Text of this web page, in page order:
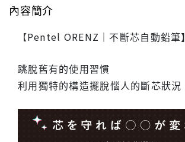
內容簡介
【Pentel ORENZ｜不斷芯自動鉛筆】
跳脫舊有的使用習慣
利用獨特的構造擺脫惱人的斷芯狀況